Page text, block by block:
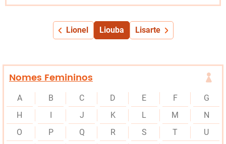
Lionel Liouba Lisarte
Nomes Femininos
A B C D E F
G
H
J K L M
N
O
P Q R S T
U